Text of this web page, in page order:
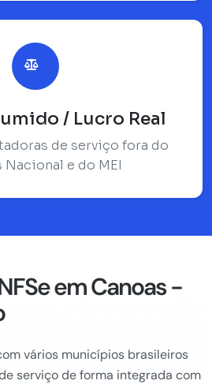
/ Lucro Real
de serviço fora do
Nacional e do MEI
em Canoas -
vários municípios brasileiros
serviço de forma integrada com